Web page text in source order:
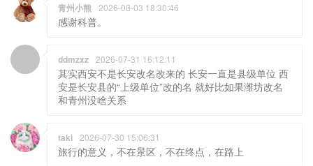
青州小熊 2026-08-03 18:30:46
感谢科普。
ddmzxz 2026-07-31 16:12:11
其实西安不是长安改名改来的 长安一直是县级单位 西
安是长安县的“上级单位”改的名 就好比如果潍坊改名
和青州没啥关系
taki 2026-07-30 15:06:31
旅行的意义，不在景区，不在终点，在路上